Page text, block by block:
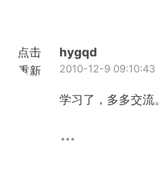
点击
重新
hygqd
2010-12-9 09:10:43
学习了，多多交流。